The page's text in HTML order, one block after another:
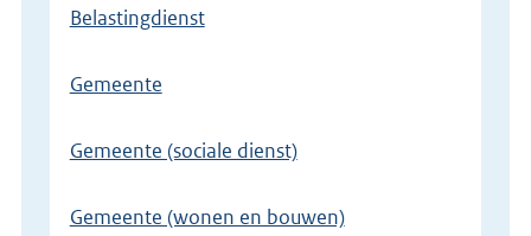
Belastingdienst
Gemeente
Gemeente (sociale dienst)
Gemeente (wonen en bouwen)